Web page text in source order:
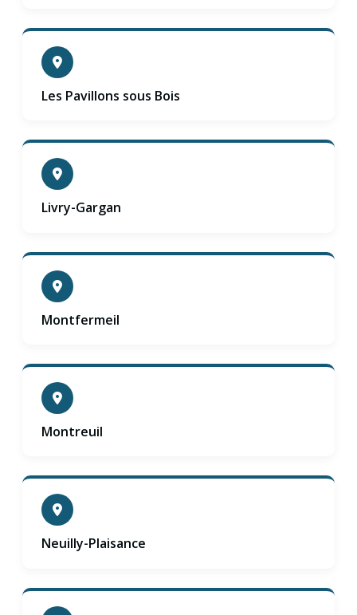
Les Pavillons sous Bois
Livry-Gargan
Montfermeil
Montreuil
Neuilly-Plaisance